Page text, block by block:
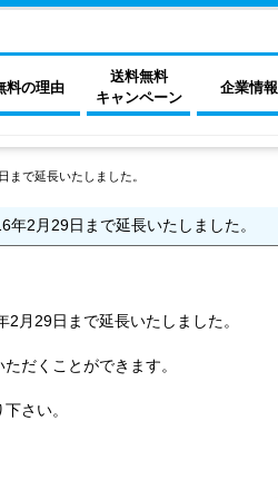
料の理由
送料無料
キャンペーン
企業情報
まで延長いたしました。
年2月29日まで延長いたしました。
月29日まで延長いたしました。
だくことができます。
さい。